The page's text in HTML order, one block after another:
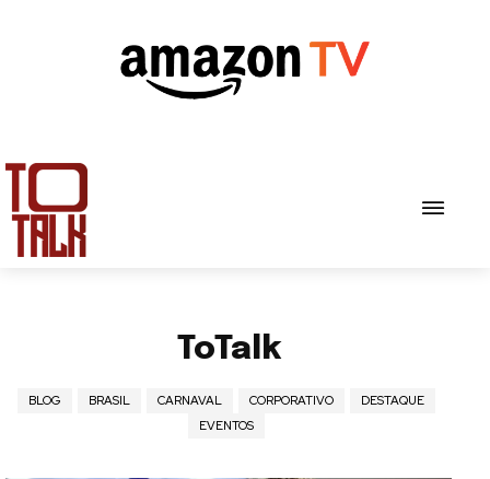
ToTalk
BLOG BRASIL CARNAVAL CORPORATIVO
DESTAQUE
EVENTOS